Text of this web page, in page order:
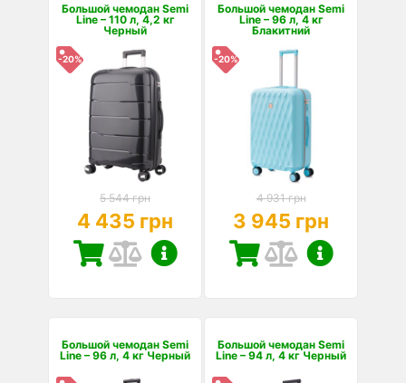
Большой чемодан Semi
Line – 110 л, 4,2 кг
Черный
-20%
5 544 грн
4 435 грн
Большой чемодан Semi
Line – 96 л, 4 кг
Блакитний
-20%
4 931 грн
3 945 грн
Большой чемодан Semi
Line – 96 л, 4 кг Черный
Большой чемодан Semi
Line – 94 л, 4 кг Черный